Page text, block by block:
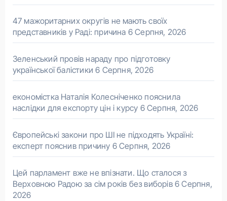
47 мажоритарних округів не мають своїх
представників у Раді: причина 6 Серпня, 2026
Зеленський провів нараду про підготовку
української балістики 6 Серпня, 2026
економістка Наталія Колесніченко пояснила
наслідки для експорту цін і курсу 6 Серпня, 2026
Європейські закони про ШІ не підходять Україні:
експерт пояснив причину 6 Серпня, 2026
Цей парламент вже не впізнати. Що сталося з
Верховною Радою за сім років без виборів 6 Серпня,
2026